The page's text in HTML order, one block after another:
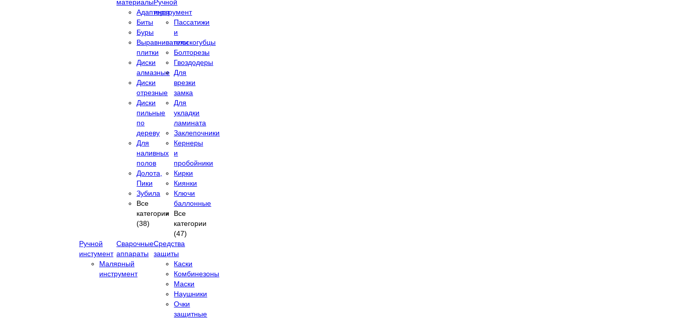
материалы
Адаптеры
Биты
Буры
Выравниватели
плитки
Диски
алмазные
Диски
отрезные
Диски
пильные
по
дереву
Для
наливных
полов
Долота,
Пики
Зубила
Все
категории
(38)
Ручной
инструмент
Пассатижи
и
плоскогубцы
Болторезы
Гвоздодеры
Для
врезки
замка
Для
укладки
ламината
Заклепочники
Кернеры
и
пробойники
Кирки
Киянки
Ключи
баллонные
Все
категории
(47)
Ручной
инстумент
Малярный
инструмент
Сварочные
аппараты
Средства
защиты
Каски
Комбинезоны
Маски
Наушники
Очки
защитные